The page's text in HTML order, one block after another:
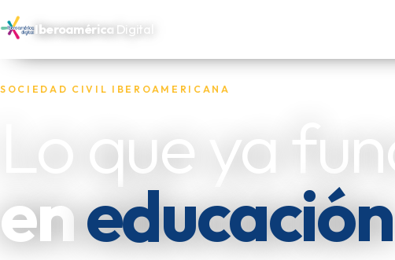
Iberoamérica Digital
SOCIEDAD CIVIL IBEROAMERICANA
Lo que ya
eneducación